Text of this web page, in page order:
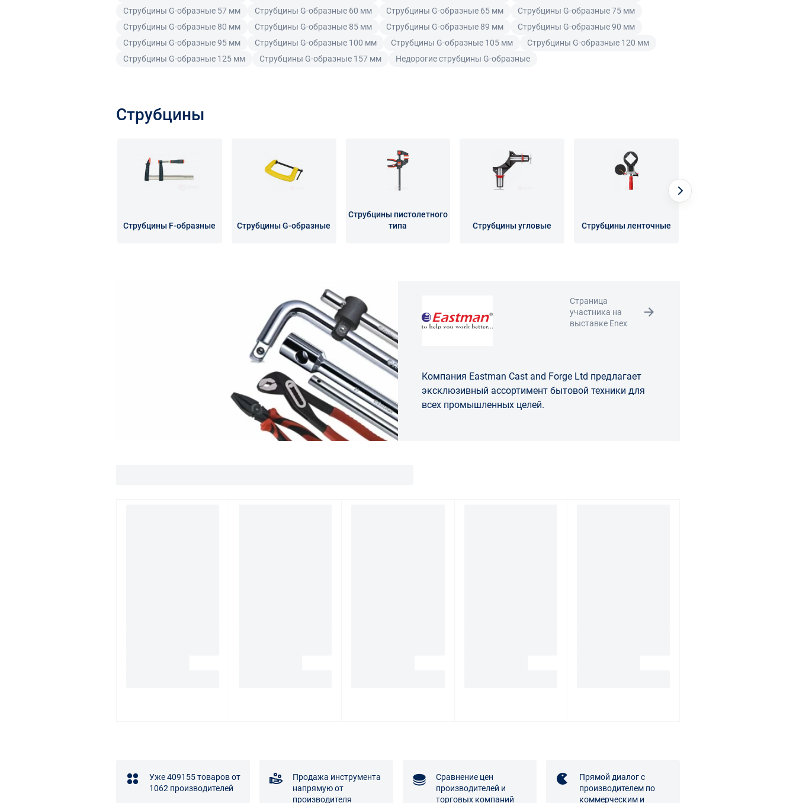
Струбцины G-образные 57 мм
Струбцины G-образные 60 мм Струбцины G-образные 65 мм
Струбцины G-образные 75 мм
Струбцины G-образные 80 мм
Струбцины G-образные 85 мм Струбцины G-образные 89 мм
Струбцины G-образные 90 мм
Струбцины G-образные 95 мм
Струбцины G-образные 100 мм Струбцины G-образные 105 мм
Струбцины G-образные 120 мм
Струбцины G-образные 125 мм
Струбцины G-образные 157 мм Недорогие струбцины G-образные
Струбцины
Струбцины F-образные Струбцины G-образные
Струбцины пистолетного
типа
Струбцины угловые Струбцины ленточные
Страница
участника на
выставке Enex
Компания Eastman Cast and Forge Ltd предлагает
эксклюзивный ассортимент бытовой техники для
всех промышленных целей.
Уже 409155 товаров от
1062 производителей
Продажа инструмента
напрямую от
производителя
Сравнение цен
производителей и
торговых компаний
Прямой диалог с
производителем по
коммерческим и